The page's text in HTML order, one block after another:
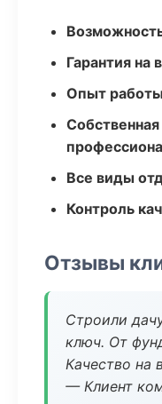
Гарантия на
Опыт
Все виды
Контроль
Отзывы
Строили
ключ. От
Качество на
— Клиент